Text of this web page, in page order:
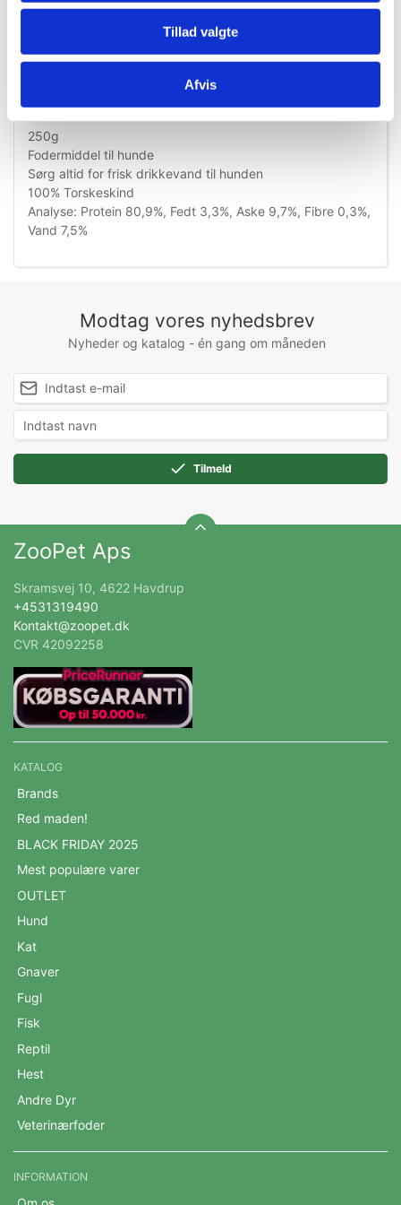
Tillad valgte
Afvis
Information
250g
Fodermiddel til hunde
Sørg altid for frisk drikkevand til hunden
100% Torskeskind
Analyse: Protein 80,9%, Fedt 3,3%, Aske 9,7%, Fibre 0,3%,
Vand 7,5%
Modtag vores nyhedsbrev
Nyheder og katalog - én gang om måneden
Tilmeld
ZooPet Aps
Skramsvej 10, 4622 Havdrup
+4531319490
Kontakt@zoopet.dk
CVR 42092258
KATALOG
Brands
Red maden!
BLACK FRIDAY 2025
Mest populære varer
OUTLET
Hund
Kat
Gnaver
Fugl
Fisk
Reptil
Hest
Andre Dyr
Veterinærfoder
INFORMATION